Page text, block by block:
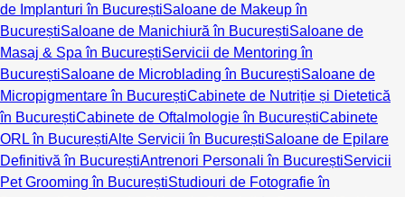
de Implanturi în BucureștiSaloane de Makeup în
BucureștiSaloane de Manichiură în BucureștiSaloane de
Masaj & Spa în BucureștiServicii de Mentoring în
BucureștiSaloane de Microblading în BucureștiSaloane de
Micropigmentare în BucureștiCabinete de Nutriție și Dietetică
în BucureștiCabinete de Oftalmologie în BucureștiCabinete
ORL în BucureștiAlte Servicii în BucureștiSaloane de Epilare
Definitivă în BucureștiAntrenori Personali în BucureștiServicii
Pet Grooming în BucureștiStudiouri de Fotografie în